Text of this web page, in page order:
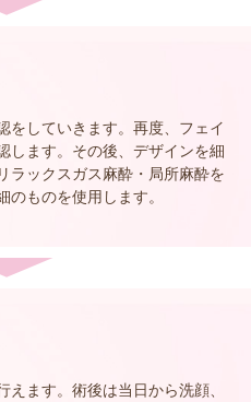
をしていきます。再度、フェイ
します。その後、デザインを細
ラックスガス麻酔・局所麻酔を
ものを使用します。
ます。術後は当日から洗顔、